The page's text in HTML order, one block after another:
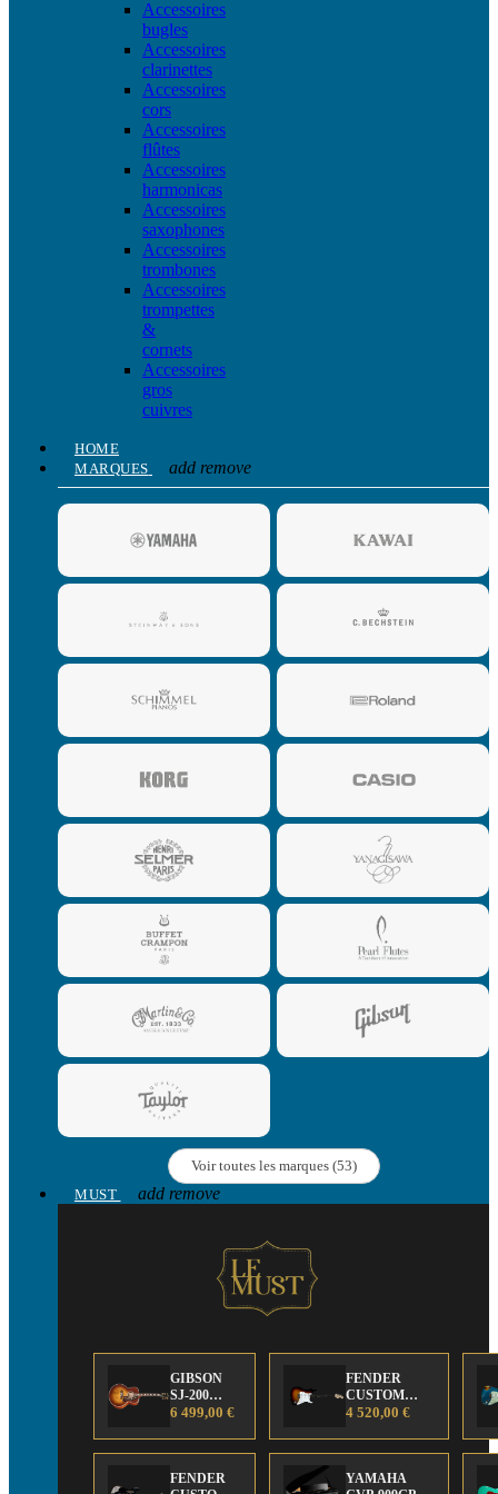
Accessoires
bugles
Accessoires
clarinettes
Accessoires
cors
Accessoires
flûtes
Accessoires
harmonicas
Accessoires
saxophones
Accessoires
trombones
Accessoires
trompettes
&
cornets
Accessoires
gros
cuivres
HOME
MARQUES
add remove
Voir toutes les marques (53)
MUST
add remove
GIBSON
SJ-200
Anniversary
Edition
6 499,00 €
FENDER
CUSTOM
SHOP Strat 63'
4 520,00 €
FENDER
YAMAHA